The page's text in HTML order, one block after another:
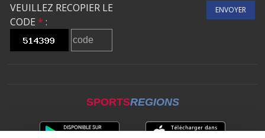
VEUILLEZ RECOPIER LE
CODE * :
ENVOYER
SPORTSREGIONS